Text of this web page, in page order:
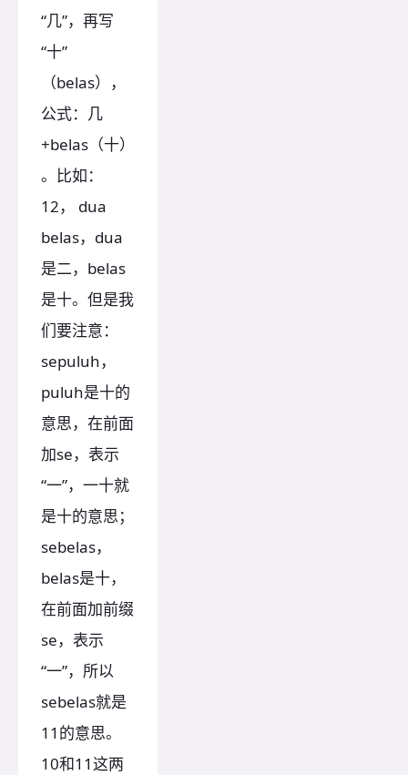
“几”，再写
“十”
（belas），
公式：几
+belas（十）
。比如：
12， dua
belas，dua
是二，belas
是十。但是我
们要注意：
sepuluh，
puluh是十的
意思，在前面
加se，表示
“一”，一十就
是十的意思；
sebelas，
belas是十，
在前面加前缀
se，表示
“一”，所以
sebelas就是
11的意思。
10和11这两